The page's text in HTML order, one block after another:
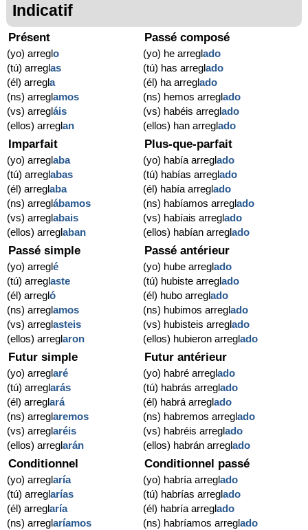
Indicatif
Présent
(yo) arreglo
(tú) arreglas
(él) arregla
(ns) arreglamos
(vs) arregláis
(ellos) arreglan
Passé composé
(yo) he arreglado
(tú) has arreglado
(él) ha arreglado
(ns) hemos arreglado
(vs) habéis arreglado
(ellos) han arreglado
Imparfait
(yo) arreglaba
(tú) arreglabas
(él) arreglaba
(ns) arreglábamos
(vs) arreglabais
(ellos) arreglaban
Plus-que-parfait
(yo) había arreglado
(tú) habías arreglado
(él) había arreglado
(ns) habíamos arreglado
(vs) habíais arreglado
(ellos) habían arreglado
Passé simple
(yo) arreglé
(tú) arreglaste
(él) arregló
(ns) arreglamos
(vs) arreglasteis
(ellos) arreglaron
Passé antérieur
(yo) hube arreglado
(tú) hubiste arreglado
(él) hubo arreglado
(ns) hubimos arreglado
(vs) hubisteis arreglado
(ellos) hubieron arreglado
Futur simple
(yo) arreglaré
(tú) arreglarás
(él) arreglará
(ns) arreglaremos
(vs) arreglaréis
(ellos) arreglarán
Futur antérieur
(yo) habré arreglado
(tú) habrás arreglado
(él) habrá arreglado
(ns) habremos arreglado
(vs) habréis arreglado
(ellos) habrán arreglado
Conditionnel
(yo) arreglaría
(tú) arreglarías
(él) arreglaría
(ns) arreglaríamos
Conditionnel passé
(yo) habría arreglado
(tú) habrías arreglado
(él) habría arreglado
(ns) habríamos arreglado